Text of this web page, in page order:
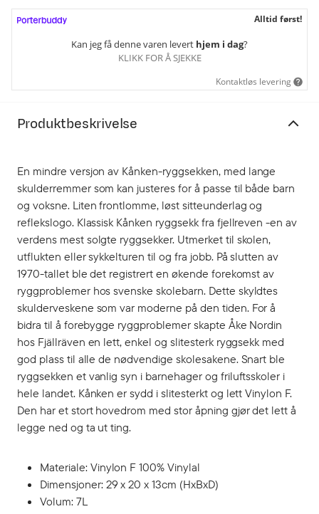
Alltid først!
Kan jeg få denne varen levert hjem i dag?
KLIKK FOR Å SJEKKE
Kontaktløs levering
Produktbeskrivelse
En mindre versjon av Kånken-ryggsekken, med lange
skulderremmer som kan justeres for å passe til både barn
og voksne. Liten frontlomme, løst sitteunderlag og
reflekslogo. Klassisk Kånken ryggsekk fra fjellreven -en av
verdens mest solgte ryggsekker. Utmerket til skolen,
utflukten eller sykkelturen til og fra jobb. På slutten av
1970-tallet ble det registrert en økende forekomst av
ryggproblemer hos svenske skolebarn. Dette skyldtes
skulderveskene som var moderne på den tiden. For å
bidra til å forebygge ryggproblemer skapte Åke Nordin
hos Fjällräven en lett, enkel og slitesterk ryggsekk med
god plass til alle de nødvendige skolesakene. Snart ble
ryggsekken et vanlig syn i barnehager og friluftsskoler i
hele landet. Kånken er sydd i slitesterkt og lett Vinylon F.
Den har et stort hovedrom med stor åpning gjør det lett å
legge ned og ta ut ting.
Materiale: Vinylon F 100% Vinylal
Dimensjoner: 29 x 20 x 13cm (HxBxD)
Volum: 7L